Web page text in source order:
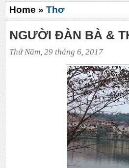
Home » Thơ
NGƯỜI ĐÀN BÀ &
Thứ Năm, 29 tháng 6, 2017